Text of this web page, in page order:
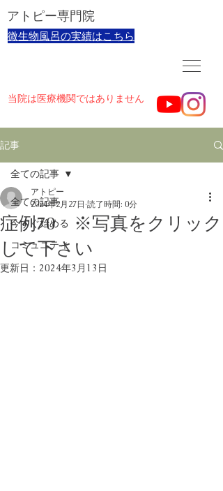
​アトピー専門院
​微生物風呂の実績はこちら
当院は医療機関ではありません
記事
全ての記事
今すぐ始める
コミュニティ
全ての記事
症例70 ※写真をクリック
して下さい
アトピー
2024年2月27日 読了時間: 0分
更新日： 2024年3月13日